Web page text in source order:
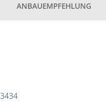
ANBAUEMPFEHLUNG